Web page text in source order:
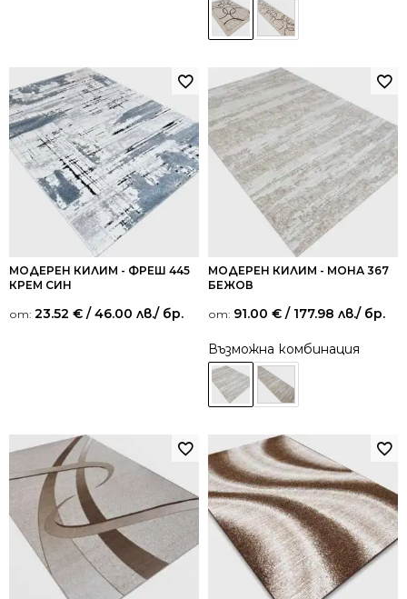
МОДЕРЕН КИЛИМ - ФРЕШ 445
КРЕМ СИН
от: 23.52 € / 46.00 лв./ бр.
МОДЕРЕН КИЛИМ - МОНА 367
БЕЖОВ
от: 91.00 € / 177.98 лв./ бр.
Възможна комбинация